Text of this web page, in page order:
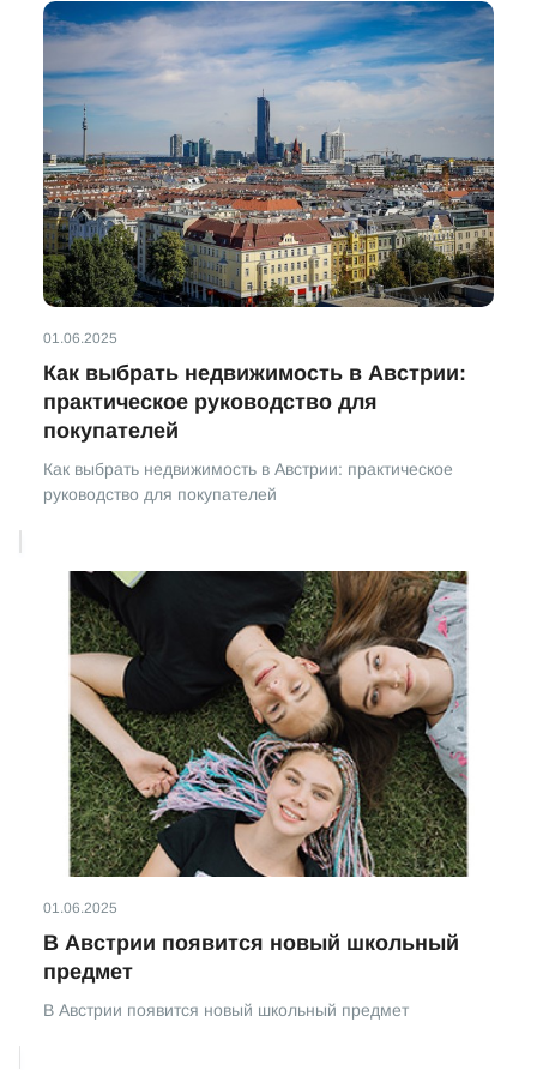
01.06.2025
Как выбрать недвижимость в Австрии:
практическое руководство для
покупателей
Как выбрать недвижимость в Австрии: практическое
руководство для покупателей
01.06.2025
В Австрии появится новый школьный
предмет
В Австрии появится новый школьный предмет